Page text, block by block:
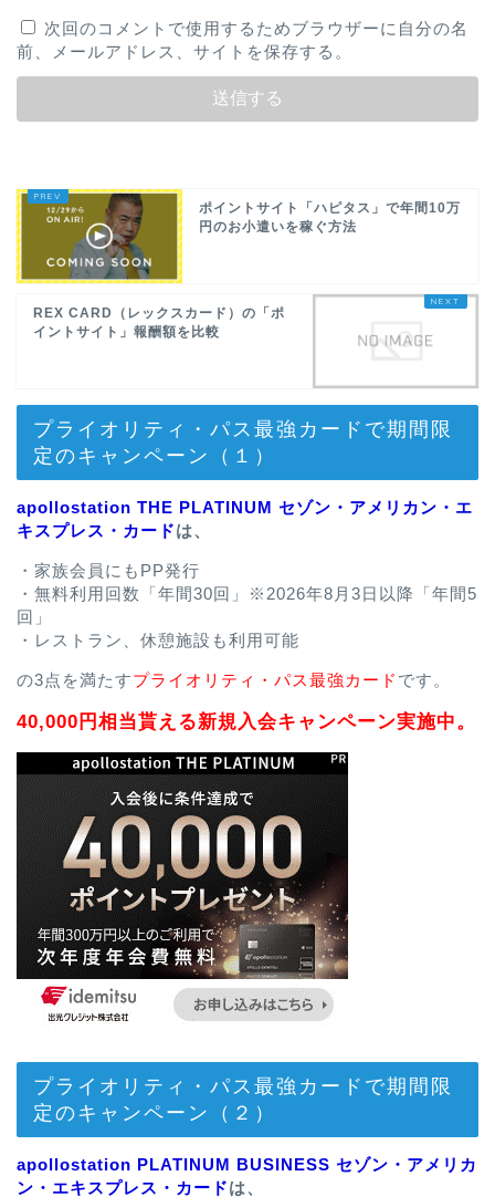
次回のコメントで使用するためブラウザーに自分の名
前、メールアドレス、サイトを保存する。
ポイントサイト「ハピタス」で年間10万
円のお小遣いを稼ぐ方法
REX CARD（レックスカード）の「ポ
イントサイト」報酬額を比較
プライオリティ・パス最強カードで期間限
定のキャンペーン（１）
apollostation THE PLATINUM セゾン・アメリカン・エ
キスプレス・カードは、
・家族会員にもPP発行
・無料利用回数「年間30回」※2026年8月3日以降「年間5
回」
・レストラン、休憩施設も利用可能
の3点を満たすプライオリティ・パス最強カード です。
40,000円相当貰える新規入会キャンペーン実施中。
プライオリティ・パス最強カードで期間限
定のキャンペーン（２）
apollostation PLATINUM BUSINESS セゾン・アメリカ
ン・エキスプレス・カードは、